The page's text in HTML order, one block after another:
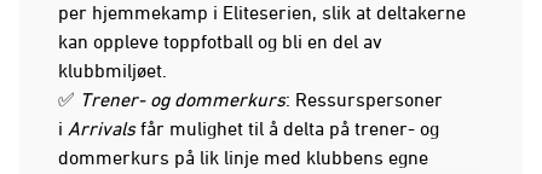
per hjemmekamp i Eliteserien, slik at deltakerne
kan oppleve toppfotball og bli en del av
klubbmiljøet.
✅ Trener- og dommerkurs: Ressurspersoner
i Arrivalsfår mulighet til å delta på trener- og
dommerkurs på lik linje med klubbens egne